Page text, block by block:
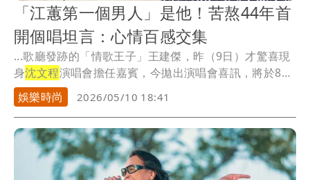
「江蕙第一個男人」是他！苦熬44年首
開個唱坦言：心情百感交集
...歌廳發跡的「情歌王子」王建傑，昨（9日）才驚喜現
身沈文程演唱會擔任嘉賓，今拋出演唱會喜訊，將於8月
1...
娛樂時尚 2026/05/10 18:41